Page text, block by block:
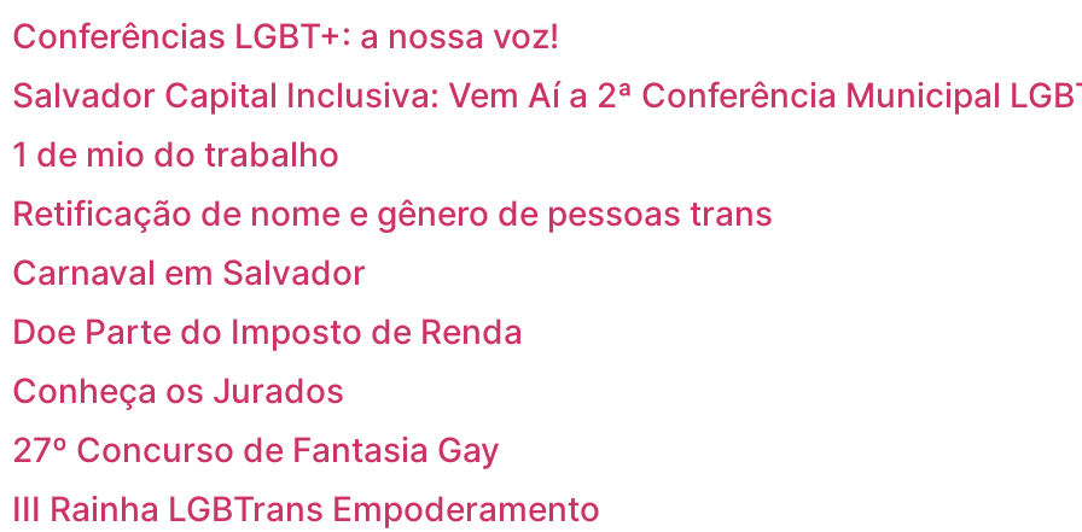
Conferências LGBT+: a nossa voz!
Salvador Capital Inclusiva: Vem Aí a 2ª Conferência Municipal
1 de mio do trabalho
Retificação de nome e gênero de pessoas trans
Carnaval em Salvador
Doe Parte do Imposto de Renda
Conheça os Jurados
27º Concurso de Fantasia Gay
III Rainha LGBTrans Empoderamento